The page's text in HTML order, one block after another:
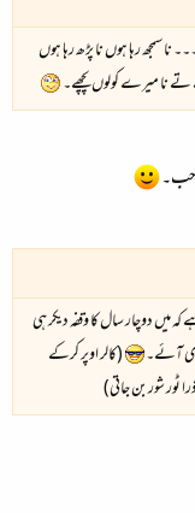
سمجھ رہا ہوں نا پڑھ رہا ہوں
تے نا میرے کولوں پچھے۔
کہ میں دوچار سال کا وقفہ دیکر ہی
آئے۔
(کالر اوپر کرکے
ٹور شور بن جاتی)